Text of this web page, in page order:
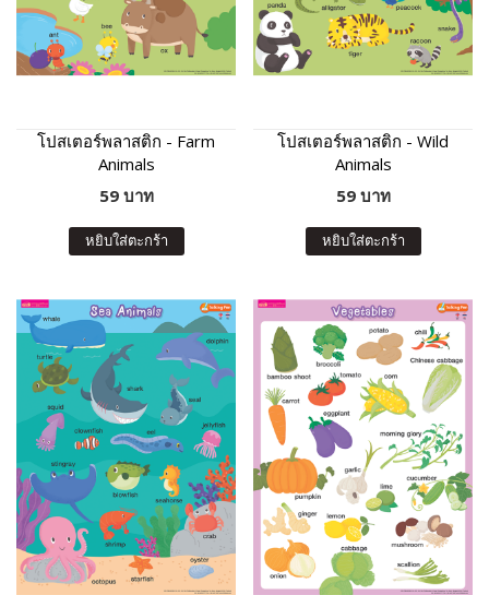
โปสเตอร์พลาสติก - Farm
Animals
59 บาท
หยิบใส่ตะกร้า
โปสเตอร์พลาสติก - Wild
Animals
59 บาท
หยิบใส่ตะกร้า